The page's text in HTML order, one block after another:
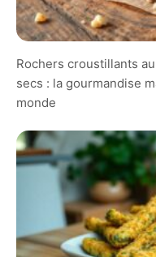
Rochers croustillants
secs : la gourmandise
monde